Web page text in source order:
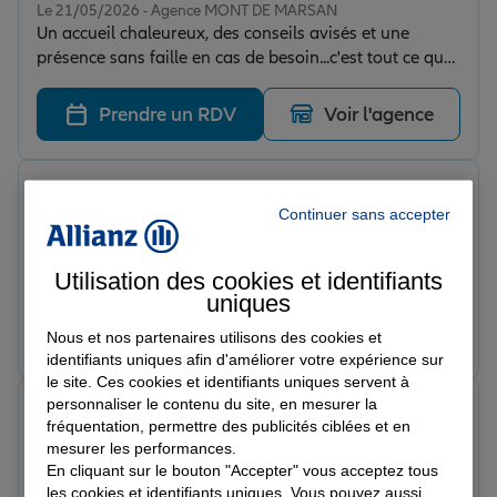
Le 21/05/2026 - Agence MONT DE MARSAN
Un accueil chaleureux, des conseils avisés et une
présence sans faille en cas de besoin...c'est tout ce que
l'on peut espérer d'un agent d'assurance de qualité et
c'est exactement ce que propose Mme FETU et ses
associées. Je recommande à 100%
Prendre un RDV Voir l'agence
Le 21/05/2026 - Agence MONT DE MARSAN
Collaborateurs impliqués et à l’écoute. Merci pour
votre investissement au quotidien
Prendre un RDV Voir l'agence
Note de 5 sur 5
Le 21/05/2026 - Agence MONT DE MARSAN
Je recommande vivement Valérie Fétu pour son
Escoubet B.
Continuer sans accepter
Utilisation des cookies et identifiants
uniques
Nous et nos partenaires utilisons des cookies et
identifiants uniques afin d'améliorer votre expérience sur
le site. Ces cookies et identifiants uniques servent à
personnaliser le contenu du site, en mesurer la
fréquentation, permettre des publicités ciblées et en
mesurer les performances.
En cliquant sur le bouton "Accepter" vous acceptez tous
les cookies et identifiants uniques. Vous pouvez aussi